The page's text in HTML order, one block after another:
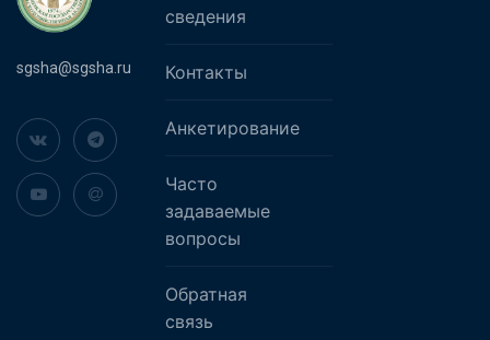
sgsha@sgsha.ru
сведения
Контакты
Анкетирование
Часто
задаваемые
вопросы
Обратная
связь